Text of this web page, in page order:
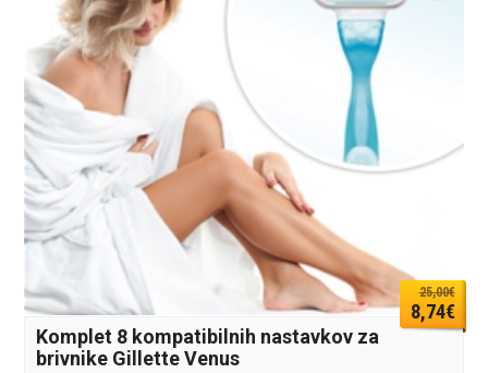
25,00€
8,74€
Komplet 8 kompatibilnih nastavkov za
brivnike Gillette Venus